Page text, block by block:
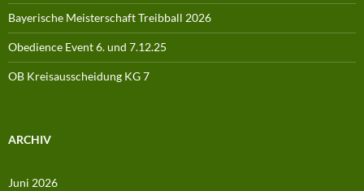
Bayerische Meisterschaft Treibball 2026
Obedience Event 6. und 7.12.25
OB Kreisausscheidung KG 7
ARCHIV
Juni 2026